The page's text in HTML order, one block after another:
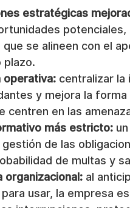
estratégicas
se alineen con el
plazo.
operativa: centralizar la
y mejora la
centren en las
más estricto:
de las
de multas y
organizacional: al
usar, la empresa